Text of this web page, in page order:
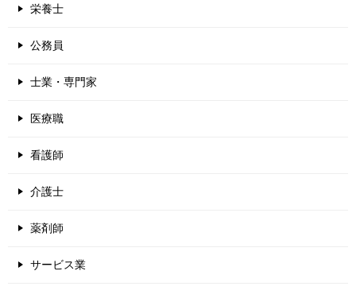
栄養士
公務員
士業・専門家
医療職
看護師
介護士
薬剤師
サービス業